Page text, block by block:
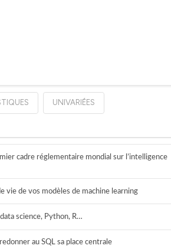
UNIVARIÉES
cadre réglementaire mondial sur l’intelligence
vie de vos modèles de machine learning
science, Python, R…
au SQL sa place centrale